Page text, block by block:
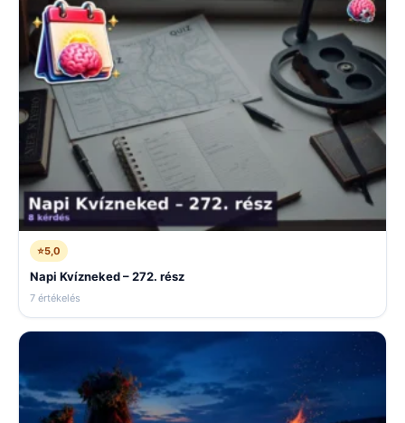
⭐5,0
Napi Kvízneked – 272. rész
7 értékelés